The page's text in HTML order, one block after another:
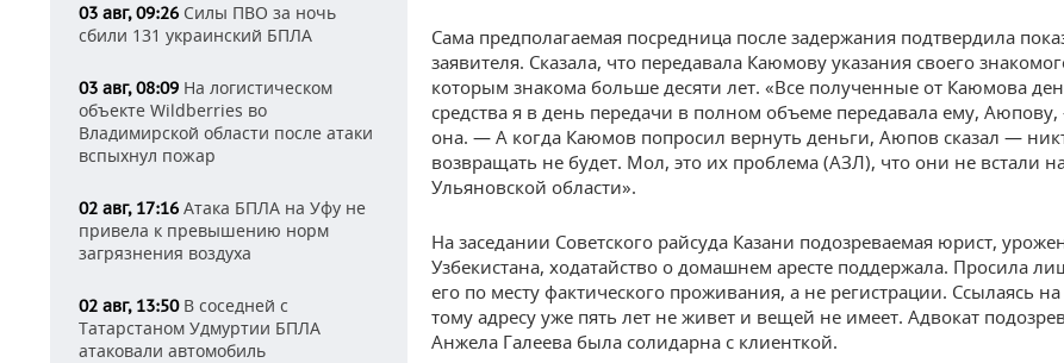
03 авг, 09:26 Силы ПВО за ночь
сбили 131 украинский БПЛА
03 авг, 08:09 На логистическом
объекте Wildberries во
Владимирской области после атаки
вспыхнул пожар
02 авг, 17:16 Атака БПЛА на Уфу не
привела к превышению норм
загрязнения воздуха
02 авг, 13:50В соседней с
Татарстаном Удмуртии БПЛА
атаковали автомобиль
Сама предполагаемая посредница после задержания подтвердила
заявителя. Сказала, что передавала Каюмову указания своего
которым знакома больше десяти лет. «Все полученные от Каюмова
средства я в день передачи в полном объеме передавала ему,
она. — А когда Каюмов попросил вернуть деньги, Аюпов сказал —
возвращать не будет. Мол, это их проблема (АЗЛ), что они не встали
Ульяновской области».
На заседании Советского райсуда Казани подозреваемая юрист,
Узбекистана, ходатайство о домашнем аресте поддержала. Просила
его по месту фактического проживания, а не регистрации. Ссылаясь на
тому адресу уже пять лет не живет и вещей не имеет. Адвокат
Анжела Галеева была солидарна с клиенткой.